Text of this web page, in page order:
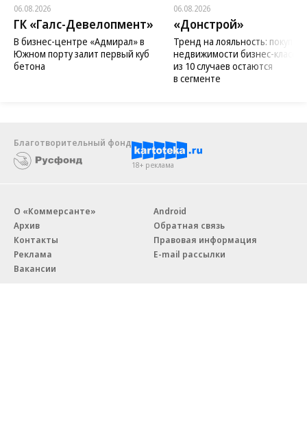
06.08.2026
ГК «Галс-Девелопмент»
В бизнес-центре «Адмирал» в
Южном порту залит первый куб
бетона
06.08.2026
«Донстрой»
Тренд на лояльность:
недвижимости бизнес-класса
из 10 случаев остаются
в сегменте
Благотворительный фонд
18+ реклама
О «Коммерсанте»
Архив
Контакты
Реклама
Вакансии
Android
Обратная связь
Правовая информация
E-mail рассылки